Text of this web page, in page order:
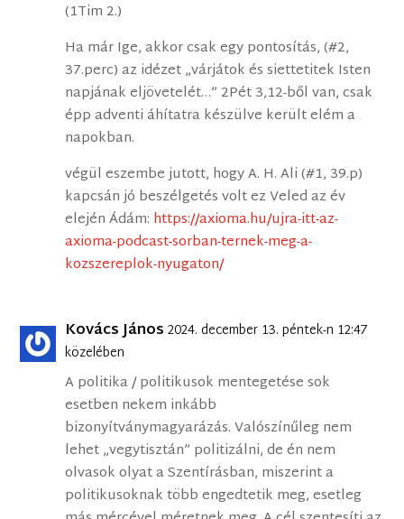
(1Tim 2.)
Ha már Ige, akkor csak egy pontosítás, (#2,
37.perc) az idézet „várjátok és siettetitek Isten
napjának eljövetelét…” 2Pét 3,12-ből van, csak
épp adventi áhítatra készülve került elém a
napokban.
végül eszembe jutott, hogy A. H. Ali (#1, 39.p)
kapcsán jó beszélgetés volt ez Veled az év
elején Ádám: https://axioma.hu/ujra-itt-az-
axioma-podcast-sorban-ternek-meg-a-
kozszereplok-nyugaton/
Kovács János 2024. december 13. péntek-n 12:47
közelében
A politika / politikusok mentegetése sok
esetben nekem inkább
bizonyítványmagyarázás. Valószínűleg nem
lehet „vegytisztán” politizálni, de én nem
olvasok olyat a Szentírásban, miszerint a
politikusoknak több engedtetik meg, esetleg